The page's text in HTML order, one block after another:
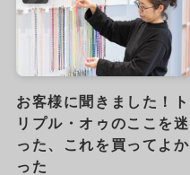
お客様に聞きました！ト
リプル・オゥのここを迷
った、これを買ってよか
った